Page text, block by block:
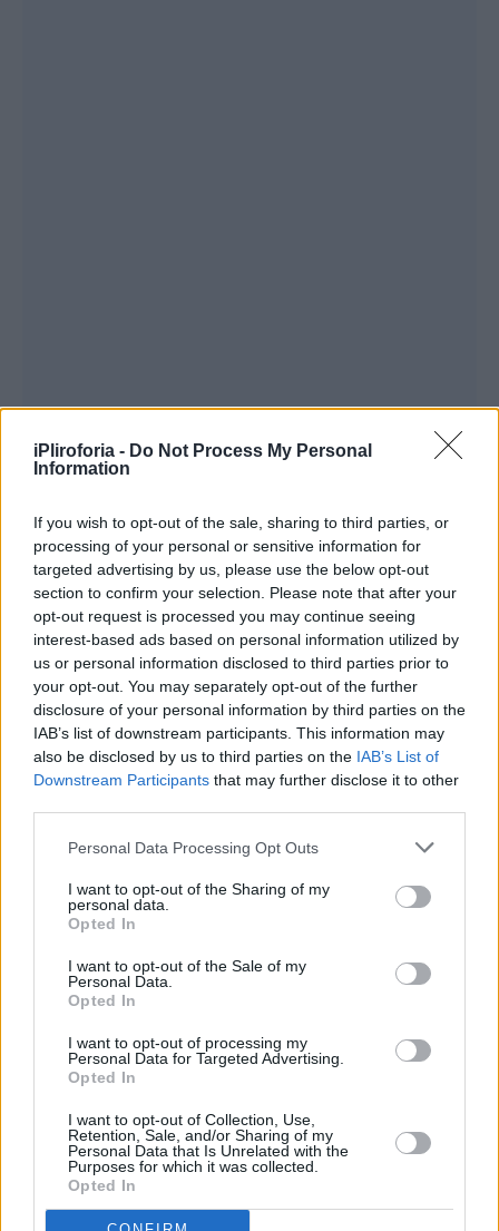
iPliroforia - Do Not Process My Personal
Information
If you wish to opt-out of the sale, sharing to third parties, or
processing of your personal or sensitive information for
targeted advertising by us, please use the below opt-out
section to confirm your selection. Please note that after your
opt-out request is processed you may continue seeing
interest-based ads based on personal information utilized by
us or personal information disclosed to third parties prior to
your opt-out. You may separately opt-out of the further
disclosure of your personal information by third parties on the
IAB’s list of downstream participants. This information may
also be disclosed by us to third parties on the IAB’s List of
Downstream Participants that may further disclose it to other
Personal Data Processing Opt Outs
I want to opt-out of the Sharing of my
personal data.
Opted In
I want to opt-out of the Sale of my
Personal Data.
Opted In
I want to opt-out of processing my
Personal Data for Targeted Advertising.
Opted In
I want to opt-out of Collection, Use,
Retention, Sale, and/or Sharing of my
Personal Data that Is Unrelated with the
Purposes for which it was collected.
Opted In
Συνεντεύξεις 18/11/2025
Δήμητρα Δερζέκου: «Λέω τη δική μου
αλήθεια»
Συνεντεύξεις 18/11/2025
να σου πει ποιος είσαι»